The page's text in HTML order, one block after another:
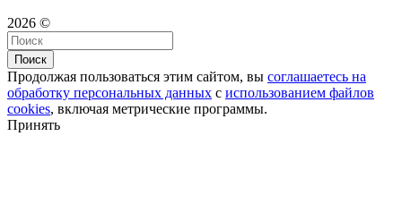
2026 ©
Поиск
Продолжая пользоваться этим сайтом, вы соглашаетесь на
обработку персональных данных с использованием файлов
cookies, включая метрические программы.
Принять